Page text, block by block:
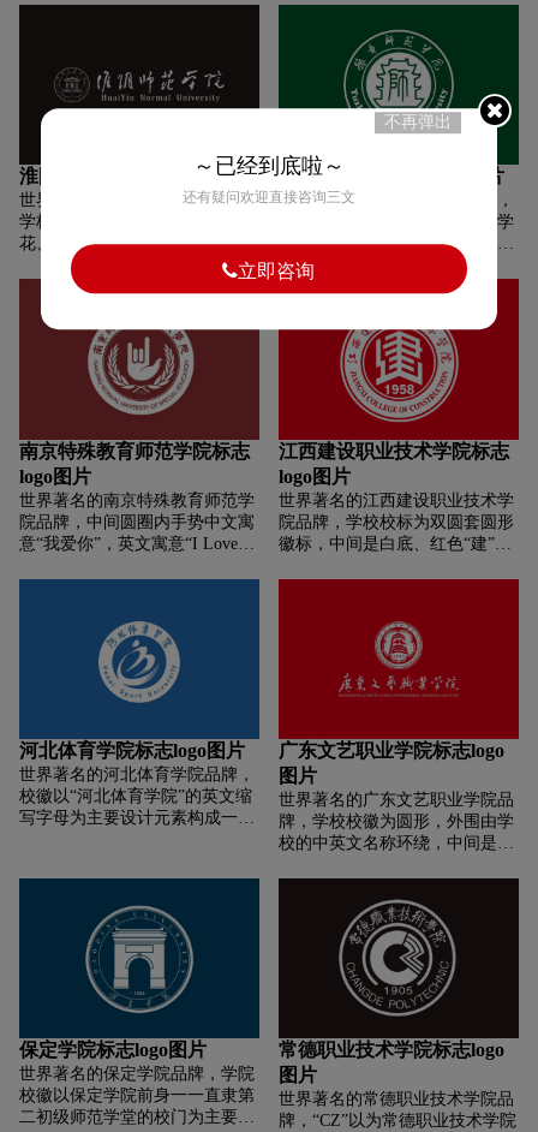
首，每座建筑都有一个共同的特
征：二方连续的小方块图形。提
取该图形作为LOGO的辅助元
动，用现代演绎了古典；
未来。寓意师生定将在大潮中不
负时代使命，激流勇进、勇立潮
头、乘势而上、勇做新时代的圆
梦者。图形又如三座山峰，挺拔
而秀美，象征“湖州学院”人勇攀
象展现了“湖州学院”坐落在历史
淮阴师范学院标志logo图片
世界著名的淮阴师范学院品牌，
学校徽志为圆形，标徽图案由梅
花、书本、周恩来纪念馆等图形
构成，梅花图形周边中英文校名
环绕，寓意为淮阴师范学院用周
体采自周恩来同志手稿集字。
豫章师范学院标志logo图片
世界著名的豫章师范学院品牌，
校徽由中英文校名、标志物和学
校创办年份三部分组成。居中图
案采用滕王阁的抽象图案《滕王
阁序》中有“豫章故郡”一说，由
此引申出学校的校名。中间为一
个小篆体“师”字，突出学校百年
办学历史和师范性特征。1908是
学校办学的开端，用以记载学校
厚重的历史。主色调为绿色，绿
色来源于春天，寓示学校作为新
生本科院校的活力与蓬勃生机。
校名“豫章师范学院”由学校校
友、原江西省书法协会会长赵定
群先生书写。
南京特殊教育师范学院标志
logo图片
世界著名的南京特殊教育师范学
院品牌，中间圆圈内手势中文寓
意“我爱你”，英文寓意“I Love
由我国政府和联合国儿童基金会
的合作项目。
江西建设职业技术学院标志
logo图片
世界著名的江西建设职业技术学
院品牌，学校校标为双圆套圆形
徽标，中间是白底、红色“建”字
方为学院英文名称。
河北体育学院标志logo图片
世界著名的河北体育学院品牌，
校徽以“河北体育学院”的英文缩
写字母为主要设计元素构成一圆
现了学院的专业特征，象征学院
开拓创新，奋力拼搏的精神。人
的形象，体现了学院“以人为
本，教书育人”的办学理念，圆
形的图案，寓意学院团结一心，
事业蒸蒸日上。开放的图形，寓
意学院不断扩大与外界的交流，
色采用体现博大与科学，理智与
永恒的蓝色，体现了科学性与时
代感。
广东文艺职业学院标志logo
图片
世界著名的广东文艺职业学院品
牌，学校校徽为圆形，外围由学
校的中英文名称环绕，中间是以
的图案。校徽以学校的简称“广
艺”为设计核心，以“编钟”为图案
元素，使整个形象稳重大方，斗
志昂扬。编钟外形取于楚国古乐
器，充分体现了“和谐广艺，培
育艺术人才，创造艺术辉煌”的
精神。整体形上窄下宽，为梯
形，代表知识的积累和不断升
华。
保定学院标志logo图片
世界著名的保定学院品牌，学院
校徽以保定学院前身一一直隶第
二初级师范学堂的校门为主要元
常德职业技术学院标志logo
图片
世界著名的常德职业技术学院品
牌，“CZ”以为常德职业技术学院
不再弹出
～已经到底啦～
还有疑问欢迎直接咨询三文
立即咨询